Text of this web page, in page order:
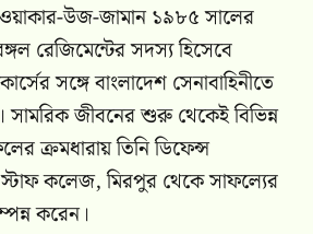
উজ-জামান ১৯৮৫ সালের
রেজিমেন্টের সদস্য হিসেবে
সঙ্গে বাংলাদেশ সেনাবাহিনীতে
জীবনের শুরু থেকেই বিভিন্ন
ক্রমধারায় তিনি ডিফেন্স
স্টাফ কলেজ, মিরপুর থেকে সাফল্যের
করেন।